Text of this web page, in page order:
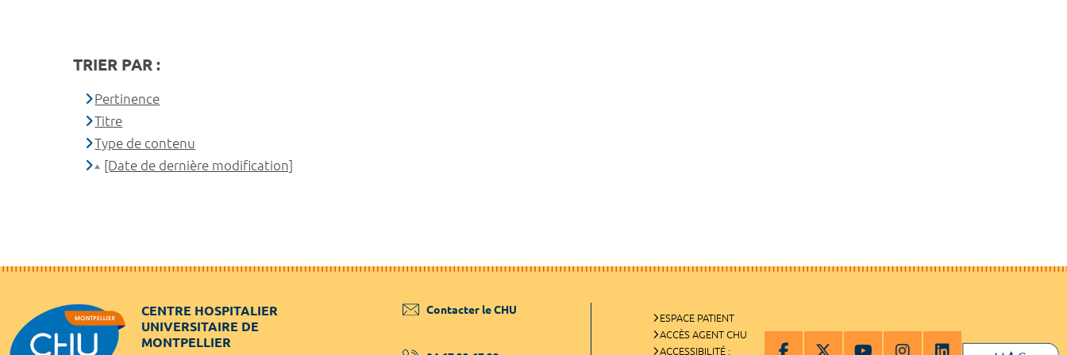
TRIER PAR :
Pertinence
Titre
Type de contenu
[Date de dernière modification]
CENTRE HOSPITALIER
UNIVERSITAIRE DE
MONTPELLIER
Contacter le CHU
ESPACE PATIENT
ACCÈS AGENT CHU
ACCESSIBILITÉ :